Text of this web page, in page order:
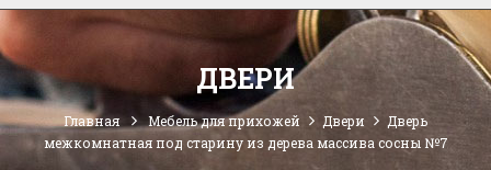
ДВЕРИ
Главная Мебель для прихожей Двери
Дверь
межкомнатная под старину из дерева массива сосны №7